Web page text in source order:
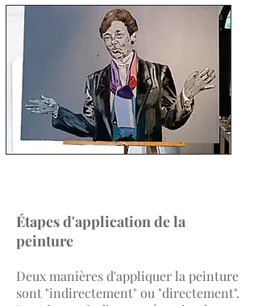
Étapes d'application de la
peinture
Deux manières d'appliquer la peinture
sont "indirectement" ou "directement".